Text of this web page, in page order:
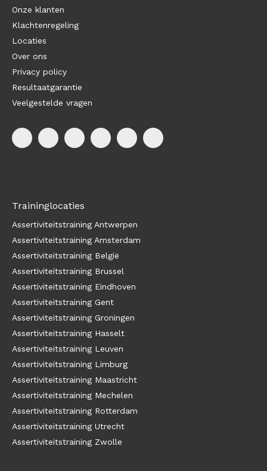
Onze klanten
Klachtenregeling
Locaties
Over ons
Privacy policy
Resultaatgarantie
Veelgestelde vragen
Traininglocaties
Assertiviteitstraining Antwerpen
Assertiviteitstraining Amsterdam
Assertiviteitstraining België
Assertiviteitstraining Brussel
Assertiviteitstraining Eindhoven
Assertiviteitstraining Gent
Assertiviteitstraining Groningen
Assertiviteitstraining Hasselt
Assertiviteitstraining Leuven
Assertiviteitstraining Limburg
Assertiviteitstraining Maastricht
Assertiviteitstraining Mechelen
Assertiviteitstraining Rotterdam
Assertiviteitstraining Utrecht
Assertiviteitstraining Zwolle